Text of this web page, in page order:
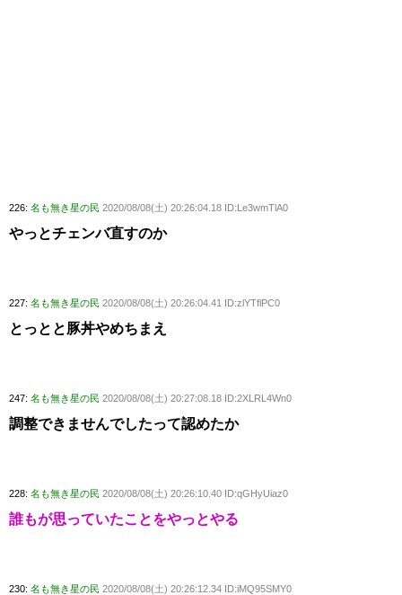
226: 名も無き星の民 2020/08/08(土) 20:26:04.18 ID:Le3wmTlA0
やっとチェンバ直すのか
227: 名も無き星の民 2020/08/08(土) 20:26:04.41 ID:zlYTflPC0
とっとと豚丼やめちまえ
247: 名も無き星の民 2020/08/08(土) 20:27:08.18 ID:2XLRL4Wn0
調整できませんでしたって認めたか
228: 名も無き星の民 2020/08/08(土) 20:26:10.40 ID:qGHyUiaz0
誰もが思っていたことをやっとやる
230: 名も無き星の民 2020/08/08(土) 20:26:12.34 ID:iMQ95SMY0